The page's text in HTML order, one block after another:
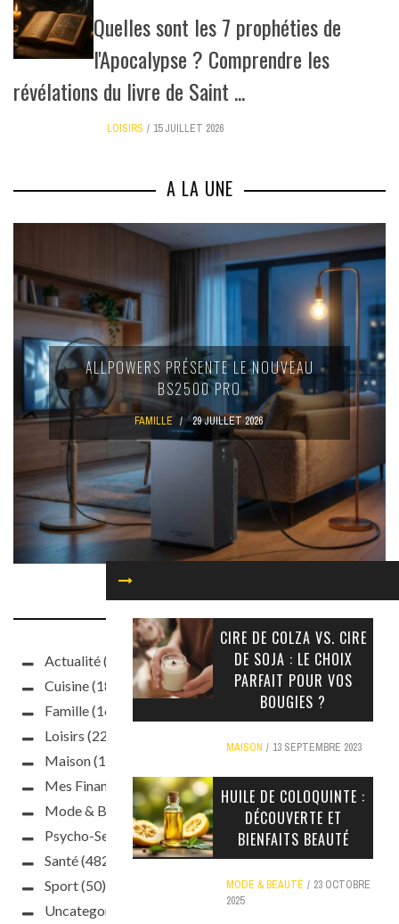
CIRE DE COLZA VS. CIRE
DE SOJA : LE CHOIX
PARFAIT POUR VOS
BOUGIES ?
MAISON 13 SEPTEMBRE 2023
HUILE DE COLOQUINTE :
DÉCOUVERTE ET
BIENFAITS BEAUTÉ
MODE & BEAUTÉ
23 OCTOBRE
2025
Quelles sont les 7 prophéties de
l'Apocalypse ? Comprendre les
révélations du livre de Saint ...
LOISIRS 15 JUILLET 2026
A LA UNE
ALLPOWERS PRÉSENTE LE NOUVEAU
BS2500 PRO
FAMILLE 29 JUILLET 2026
NOS CATÉGORIES
Actualité(93)
Cuisine(187)
Famille(160)
Loisirs (220)
Maison(188)
Mes Finances
(63)
Mode & Beauté(397)
Psycho-Sexo
(241)
Santé(482)
Sport(50)
Uncategorized